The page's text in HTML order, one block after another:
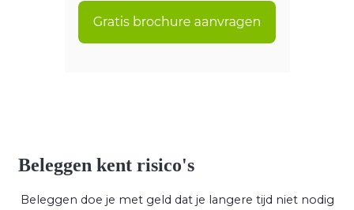
Beleggen kent risico's
Beleggen doe je met geld dat je langere tijd niet nodig